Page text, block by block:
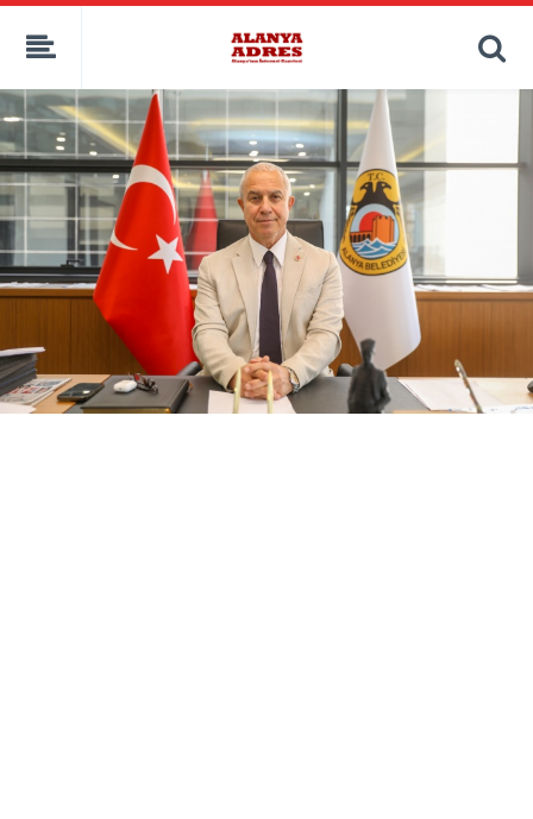
kaçak bahis
deneme bonusu
canlı bahis siteleri
deneme bonusu veren siteler
bahis siteleri
porno izle